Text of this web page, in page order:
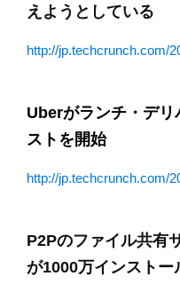
えようとしている
http://jp.techcrunch.com/
Uberがランチ・デ
ストを開始
http://jp.techcrunch.com/
P2Pのファイル共有
が1000万インストー